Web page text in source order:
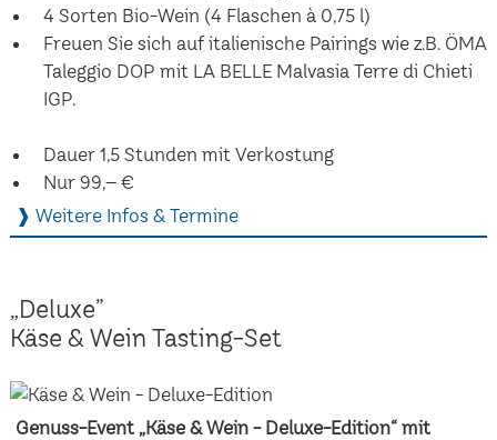
4 Sorten Bio-Wein (4 Flaschen à 0,75 l)
Freuen Sie sich auf italienische Pairings wie z.B. ÖMA
Taleggio DOP mit LA BELLE Malvasia Terre di Chieti
IGP.
Dauer 1,5 Stunden mit Verkostung
Nur 99,– €
❱ Weitere Infos & Termine
„Deluxe”
Käse & Wein Tasting-Set
Genuss-Event „Käse & Wein - Deluxe-Edition“ mit